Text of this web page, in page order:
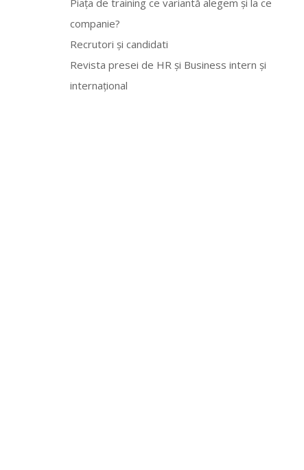
companie?
Recrutori și candidati
Revista presei de HR și Business intern și
internațional